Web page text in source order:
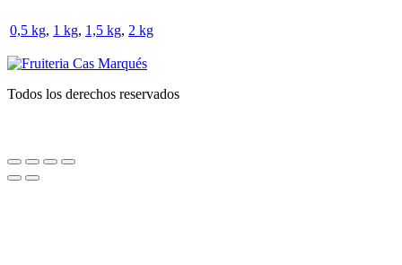
0,5 kg, 1 kg, 1,5 kg, 2 kg
Todos los derechos reservados